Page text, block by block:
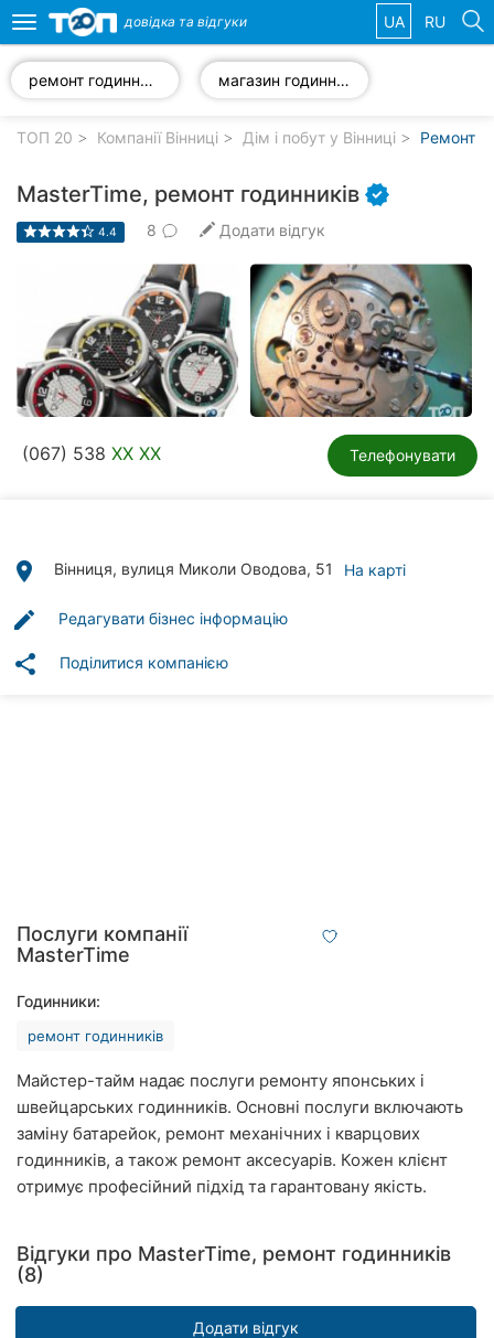
компанії
Стоматології
Ветеринарні
клініки
клініки
рубрики
Хмельницький
Рівне
Кропивницький
Київ
Харків
Запоріжжя
Toggle
navigation
довідка та відгуки UA RU
ремонт годинників магазин годинників
ТОП 20 Компанії Вінниці Дім і побут у Вінниці Ремонт
MasterTime, ремонт годинників
4.4 8 Додати відгук
(067) 538 XX XX Телефонувати
place Вінниця, вулиця Миколи Оводова, 51 На карті
edit Редагувати бізнес інформацію
share Поділитися компанією
Послуги компанії
MasterTime
Годинники:
ремонт годинників
Майстер-тайм надає послуги ремонту японських і
швейцарських годинників. Основні послуги включають
заміну батарейок, ремонт механічних і кварцових
годинників, а також ремонт аксесуарів. Кожен клієнт
отримує професійний підхід та гарантовану якість.
Відгуки про MasterTime, ремонт годинників
(8)
Додати відгук